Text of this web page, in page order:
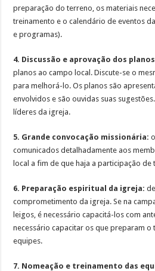
preparação do terreno, os materiais
treinamento e o calendário de eventos
e programas).
4. Discussão e aprovação dos
planos ao campo local. Discute-se o
para melhorá-lo. Os planos são
envolvidos e são ouvidas suas
líderes da igreja.
5. Grande convocação missionária:
comunicados detalhadamente aos
local a fim de que haja a participação de
6. Preparação espiritual da igreja:
comprometimento da igreja. Se na
leigos, é necessário capacitá-los com
necessário capacitar os que preparam
equipes.
7. Nomeação e treinamento das